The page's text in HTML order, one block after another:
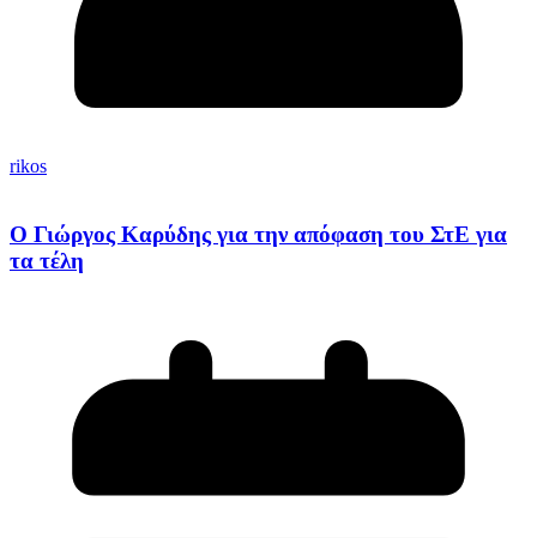
rikos
Ο Γιώργος Καρύδης για την απόφαση του ΣτΕ για
τα τέλη